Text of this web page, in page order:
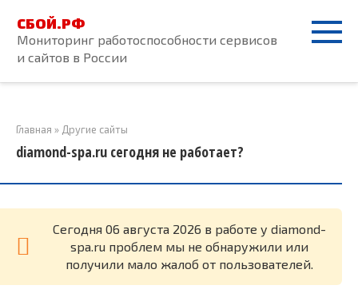
контенту
СБОЙ.РФ
Мониторинг работоспособности сервисов
и сайтов в России
Главная » Другие сайты
diamond-spa.ru сегодня не работает?
Cегодня 06 августа 2026 в работе у diamond-
spa.ru проблем мы не обнаружили или
получили мало жалоб от пользователей.